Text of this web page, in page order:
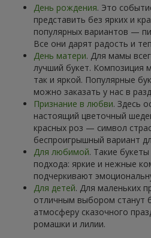
День рождения. Это
представить без ярких и
популярных вариантов —
Все они дарят радость и
День матери. Для мамы
лучший букет. Композиция
так и яркой. Популярные
можно заказать у нас в
Признание в любви. Здесь
настоящий цветочный
красных роз — символ
беспроигрышный вариант
Для любимой. Такие
подхода: яркие и нежные
подчеркивают
Для детей. Для маленьких
отличным выбором станут
атмосферу сказочного
ромашки и лилии.